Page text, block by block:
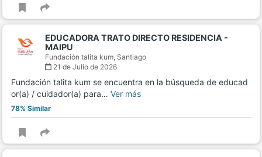
EDUCADORA TRATO DIRECTO RESIDENCIA -
MAIPU
Fundación talita kum, Santiago
21 de Julio de 2026
Fundación talita kum se encuentra en la búsqueda de educad
or(a) / cuidador(a) para… Ver más
78% Similar